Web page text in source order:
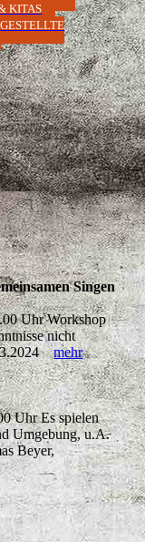
KITAS
Singen
Uhr Workshop
nicht
mehr
Uhr Es spielen
Umgebung, u.A.
Beyer,